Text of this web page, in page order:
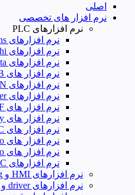
اصلی
نرم افزار های تخصصی
نرم افزارهای PLC
نرم افزارهای PLC Siemens
نرم افزارهای PLC Mitsubishi
نرم‌ افزارهای PLC Delta
نرم افزار های PLC ABB
نرم افزارهای PLC OMRON
نرم افزارهای PLC Schneider
نرم افزار های PLC BECKHOF
نرم افزار های PLC Allen Bradly
نرم افزار های PLC FANUC
نرم افزار های PLC Wago
نرم افزار های PLC Festo
نرم افزارهای PLC سایر شرکت ها
نرم افزارهای HMI و Monitoring
نرم افزارهای driver و Servo drive